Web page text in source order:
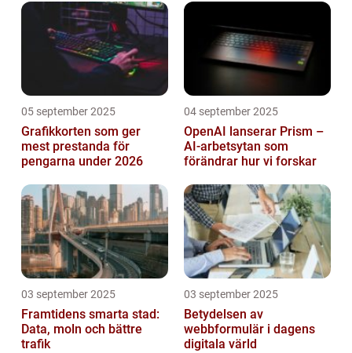
05 september 2025
Grafikkorten som ger
mest prestanda för
pengarna under 2026
04 september 2025
OpenAI lanserar Prism –
AI-arbetsytan som
förändrar hur vi forskar
03 september 2025
Framtidens smarta stad:
Data, moln och bättre
trafik
03 september 2025
Betydelsen av
webbformulär i dagens
digitala värld